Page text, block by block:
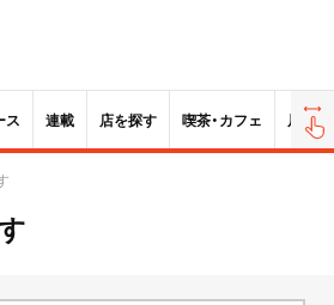
ス 連載 店を探す 喫茶・カフェ 居酒屋